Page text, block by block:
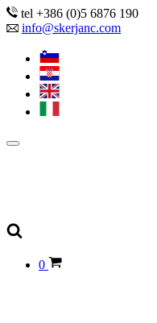
tel +386 (0)5 6876 190
info@skerjanc.com
0